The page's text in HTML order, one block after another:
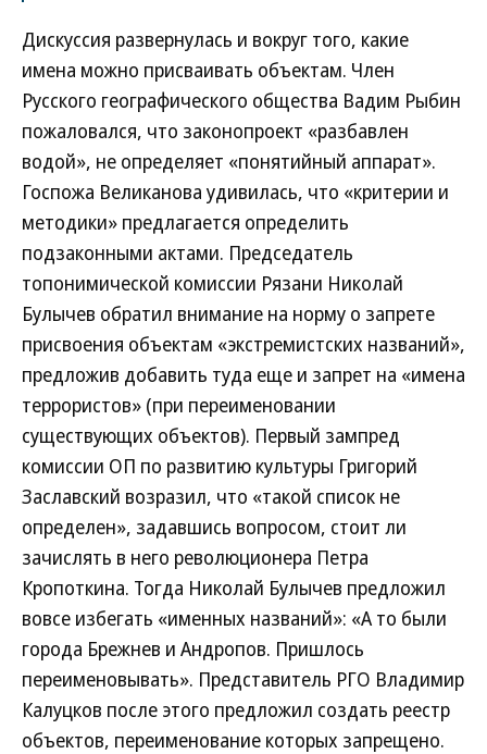
Дискуссия развернулась и вокруг того, какие
имена можно присваивать объектам. Член
Русского географического общества Вадим Рыбин
пожаловался, что законопроект «разбавлен
водой», не определяет «понятийный аппарат».
Госпожа Великанова удивилась, что «критерии и
методики» предлагается определить
подзаконными актами. Председатель
топонимической комиссии Рязани Николай
Булычев обратил внимание на норму о запрете
присвоения объектам «экстремистских названий»,
предложив добавить туда еще и запрет на «имена
террористов» (при переименовании
существующих объектов). Первый зампред
комиссии ОП по развитию культуры Григорий
Заславский возразил, что «такой список не
определен», задавшись вопросом, стоит ли
зачислять в него революционера Петра
Кропоткина. Тогда Николай Булычев предложил
вовсе избегать «именных названий»: «А то были
города Брежнев и Андропов. Пришлось
переименовывать». Представитель РГО Владимир
Калуцков после этого предложил создать реестр
объектов, переименование которых запрещено.